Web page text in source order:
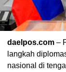
daelpos.com –
langkah
nasional di